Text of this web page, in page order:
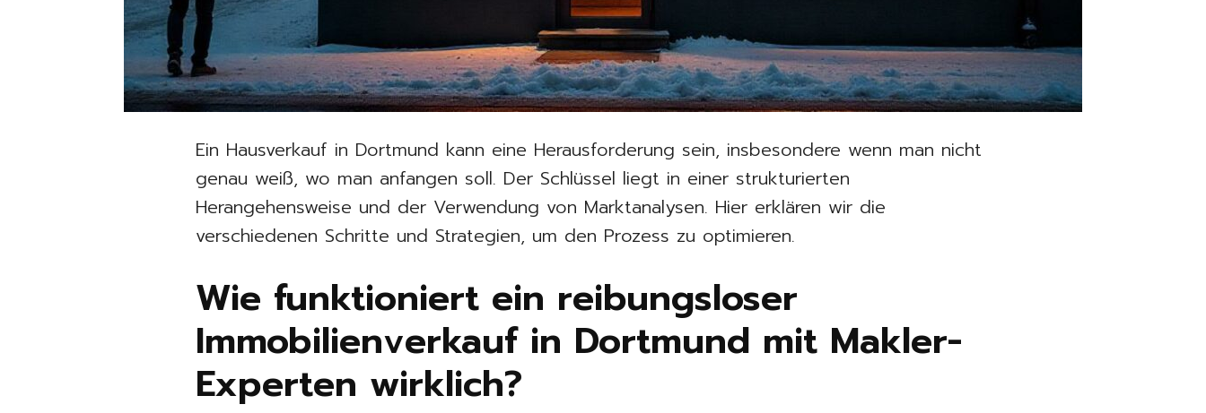
Ein Hausverkauf in Dortmund kann eine Herausforderung sein, insbesondere wenn man nicht
genau weiß, wo man anfangen soll. Der Schlüssel liegt in einer strukturierten
Herangehensweise und der Verwendung von Marktanalysen. Hier erklären wir die
verschiedenen Schritte und Strategien, um den Prozess zu optimieren.
Wie funktioniert ein reibungsloser
Immobilienverkauf in Dortmund mit Makler-
Experten wirklich?